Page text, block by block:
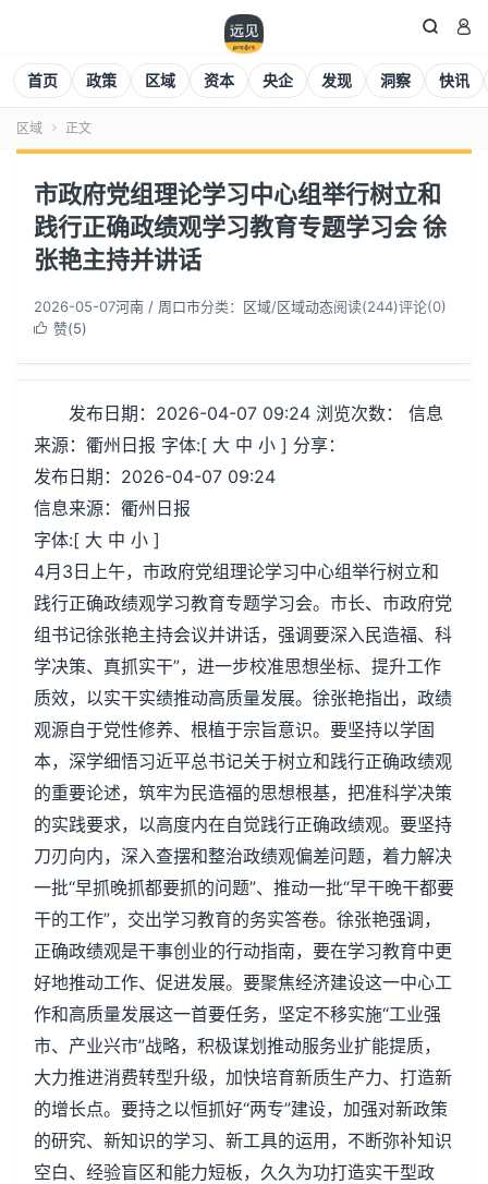
 
首页 政策 区域 资本 央企 发现 洞察 快讯
区域  正文
市政府党组理论学习中心组举行树立和
践行正确政绩观学习教育专题学习会 徐
张艳主持并讲话
2026-05-07河南 / 周口市分类： 区域/区域动态阅读(244)评论(0)
 赞(5)
发布日期：2026-04-07 09:24 浏览次数： 信息
来源：衢州日报 字体:[ 大 中 小 ] 分享：
发布日期：2026-04-07 09:24
信息来源：衢州日报
字体:[ 大 中 小 ]
4月3日上午，市政府党组理论学习中心组举行树立和
践行正确政绩观学习教育专题学习会。市长、市政府党
组书记徐张艳主持会议并讲话，强调要深入民造福、科
学决策、真抓实干”，进一步校准思想坐标、提升工作
质效，以实干实绩推动高质量发展。徐张艳指出，政绩
观源自于党性修养、根植于宗旨意识。要坚持以学固
本，深学细悟习近平总书记关于树立和践行正确政绩观
的重要论述，筑牢为民造福的思想根基，把准科学决策
的实践要求，以高度内在自觉践行正确政绩观。要坚持
刀刃向内，深入查摆和整治政绩观偏差问题，着力解决
一批“早抓晚抓都要抓的问题”、推动一批“早干晚干都要
干的工作”，交出学习教育的务实答卷。徐张艳强调，
正确政绩观是干事创业的行动指南，要在学习教育中更
好地推动工作、促进发展。要聚焦经济建设这一中心工
作和高质量发展这一首要任务，坚定不移实施“工业强
市、产业兴市”战略，积极谋划推动服务业扩能提质，
大力推进消费转型升级，加快培育新质生产力、打造新
的增长点。要持之以恒抓好“两专”建设，加强对新政策
的研究、新知识的学习、新工具的运用，不断弥补知识
空白、经验盲区和能力短板，久久为功打造实干型政